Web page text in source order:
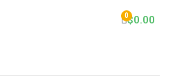
$0.00